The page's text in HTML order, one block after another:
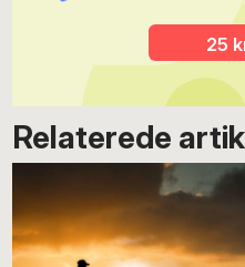
25
Relaterede